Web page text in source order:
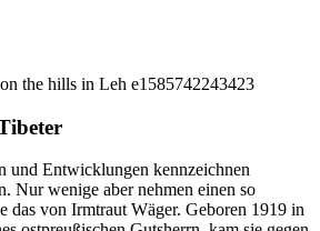
und Entwicklungen kennzeichnen
Nur wenige aber nehmen einen so
das von Irmtraut Wäger. Geboren 1919 in